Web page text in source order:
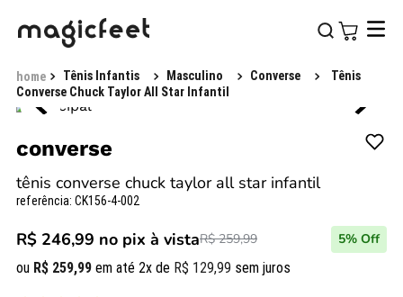
Tênis Infantis Masculino Converse
Tênis
Converse Chuck Taylor All Star Infantil
converse
tênis converse chuck taylor all star infantil
referência: CK156-4-002
R$ 246,99 no pix à vistaR$ 259,99 5% Off
ou R$ 259,99 em até 2x de R$ 129,99 sem juros